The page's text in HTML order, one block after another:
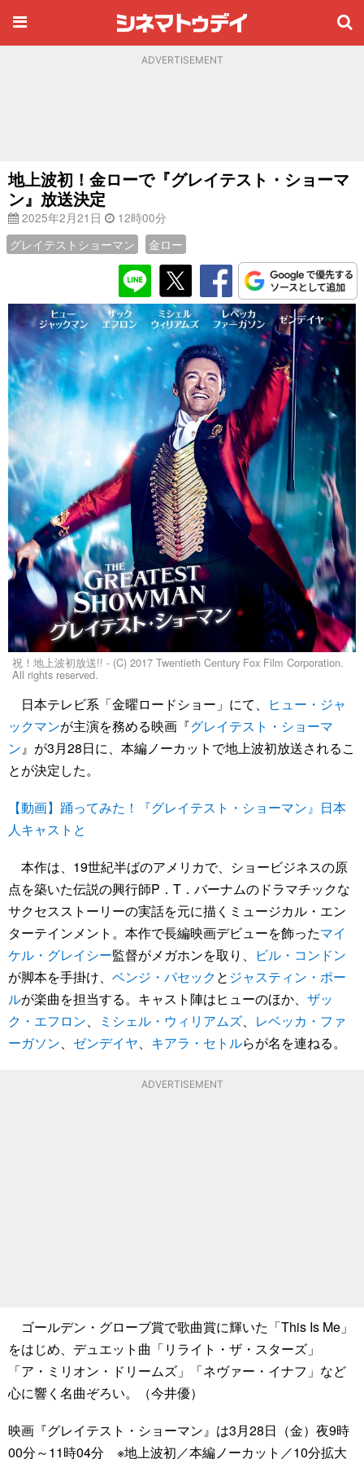
ADVERTISEMENT
地上波初！金ローで『グレイテスト・ショーマ
ン』放送決定
2025年2月21日
12時00分
グレイテストショーマン
金ロー
祝！地上波初放送!! - (C) 2017 Twentieth Century Fox Film Corporation.
All rights reserved.
日本テレビ系「金曜ロードショー」にて、
ヒュー・ジャ
ックマンが主演を務める映画『グレイテスト・ショーマ
ン』が3月28日に、本編ノーカットで地上波初放送されるこ
とが決定した。
【動画】踊ってみた！『グレイテスト・ショーマン』日本
人キャストと
本作は、19世紀半ばのアメリカで、ショービジネスの原
点を築いた伝説の興行師P．T．バーナムのドラマチックな
サクセスストーリーの実話を元に描くミュージカル・エン
ターテインメント。本作で長編映画デビューを飾ったマイ
ケル・グレイシー監督がメガホンを取り、
ビル・コンドン
が脚本を手掛け、 ベンジ・パセックと ジャスティン・ポー
ルが楽曲を担当する。キャスト陣はヒューのほか、 ザッ
ク・エフロン、 ミシェル・ウィリアムズ、 レベッカ・ファ
ーガソン、 ゼンデイヤ、 キアラ・セトルらが名を連ねる。
ADVERTISEMENT
ゴールデン・グローブ賞で歌曲賞に輝いた「This Is Me」
をはじめ、デュエット曲「リライト・ザ・スターズ」
「ア・ミリオン・ドリームズ」「ネヴァー・イナフ」など
心に響く名曲ぞろい。（今井優）
映画『グレイテスト・ショーマン』は3月28日（金）夜9時
00分～11時04分 ※地上波初／本編ノーカット／10分拡大